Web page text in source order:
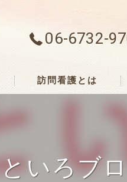
06-6732-
訪問看護とは
といろブ